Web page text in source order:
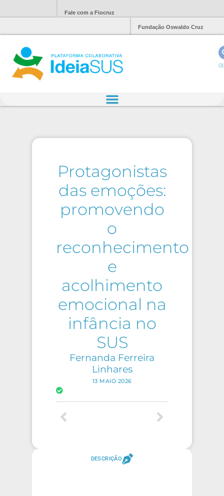
Fale com a Fiocruz
Fundação Oswaldo Cruz
Protagonistas
das emoções:
promovendo
o
reconhecimento
e
acolhimento
emocional na
infância no
SUS
Fernanda Ferreira
Linhares
13 MAIO 2026
DESCRIÇÃO